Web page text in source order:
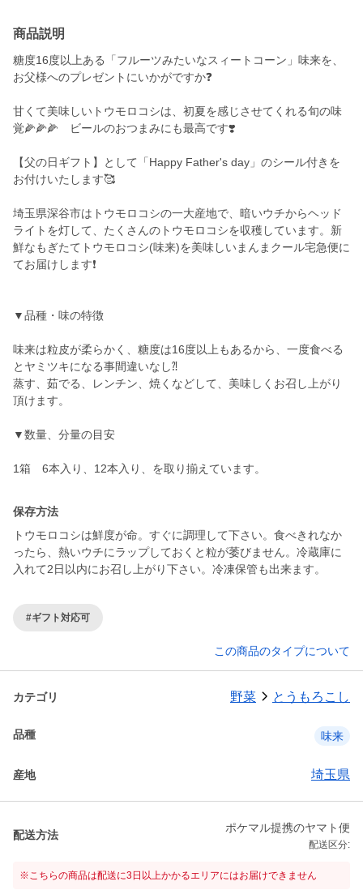
商品説明
糖度16度以上ある「フルーツみたいなスィートコーン」味来を、
お父様へのプレゼントにいかがですか❓
甘くて美味しいトウモロコシは、初夏を感じさせてくれる旬の味
覚🌽🌽🌽 ビールのおつまみにも最高です❣️
【父の日ギフト】として「Happy Father's day」のシール付きを
お付けいたします🥰
埼玉県深谷市はトウモロコシの一大産地で、暗いウチからヘッド
ライトを灯して、たくさんのトウモロコシを収穫しています。新
鮮なもぎたてトウモロコシ(味来)を美味しいまんまクール宅急便に
てお届けします❗️
▼品種・味の特徴
味来は粒皮が柔らかく、糖度は16度以上もあるから、一度食べる
とヤミツキになる事間違いなし⁈
蒸す、茹でる、レンチン、焼くなどして、美味しくお召し上がり
頂けます。
▼数量、分量の目安
1箱 6本入り、12本入り、を取り揃えています。
保存方法
トウモロコシは鮮度が命。すぐに調理して下さい。食べきれなか
ったら、熱いウチにラップしておくと粒が萎びません。冷蔵庫に
入れて2日以内にお召し上がり下さい。冷凍保管も出来ます。
#ギフト対応可
この商品のタイプについて
カテゴリ 野菜 とうもろこし
品種 味来
産地 埼玉県
配送方法
ポケマル提携のヤマト便
配送区分:
※こちらの商品は配送に3日以上かかるエリアにはお届けできません